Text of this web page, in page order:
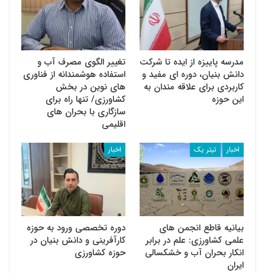
مدرسه پاییزه از ایده تا شرکت
دانش بنیان، دوره ای مفید و
کاربردی برای علاقه مندان به
این حوزه
تغییر الگوی مصرف آب و
استفاده هوشمندانه از فناوری
های نوین در بخش
کشاورزی/ تنها راه برای
سازگاری با بحران های
اقلیمی
اخبار تیتر یک
بیانیه قاطع انجمن های
علمی کشاورزی: علم در برابر
انکار بحران آب و خشکسالی
ایران
اخبار
دوره تخصصی ورود به حوزه
کارآفرینی و دانش بنیان در
حوزه کشاورزی